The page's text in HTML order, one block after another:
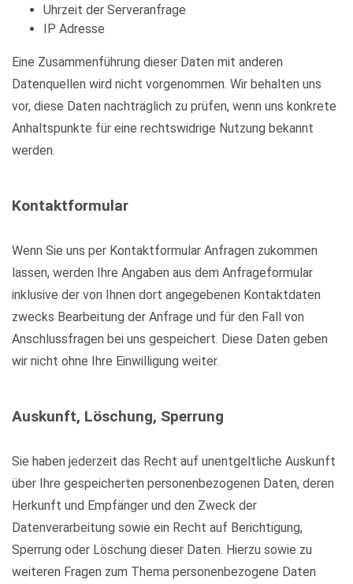
Uhrzeit der Serveranfrage
IP Adresse
Eine Zusammenführung dieser Daten mit anderen
Datenquellen wird nicht vorgenommen. Wir behalten uns
vor, diese Daten nachträglich zu prüfen, wenn uns konkrete
Anhaltspunkte für eine rechtswidrige Nutzung bekannt
werden.
Kontaktformular
Wenn Sie uns per Kontaktformular Anfragen zukommen
lassen, werden Ihre Angaben aus dem Anfrageformular
inklusive der von Ihnen dort angegebenen Kontaktdaten
zwecks Bearbeitung der Anfrage und für den Fall von
Anschlussfragen bei uns gespeichert. Diese Daten geben
wir nicht ohne Ihre Einwilligung weiter.
Auskunft, Löschung, Sperrung
Sie haben jederzeit das Recht auf unentgeltliche Auskunft
über Ihre gespeicherten personenbezogenen Daten, deren
Herkunft und Empfänger und den Zweck der
Datenverarbeitung sowie ein Recht auf Berichtigung,
Sperrung oder Löschung dieser Daten. Hierzu sowie zu
weiteren Fragen zum Thema personenbezogene Daten